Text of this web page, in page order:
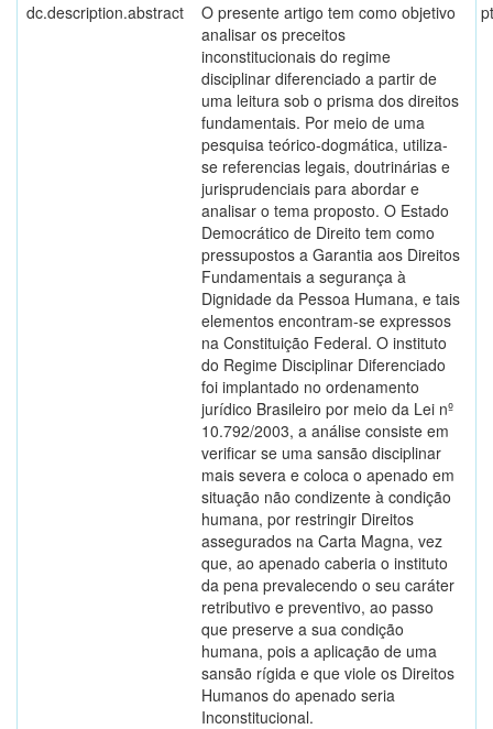
dc.description.abstract
O presente artigo tem como objetivo
analisar os preceitos
inconstitucionais do regime
disciplinar diferenciado a partir de
uma leitura sob o prisma dos direitos
fundamentais. Por meio de uma
pesquisa teórico-dogmática, utiliza-
se referencias legais, doutrinárias e
jurisprudenciais para abordar e
analisar o tema proposto. O Estado
Democrático de Direito tem como
pressupostos a Garantia aos Direitos
Fundamentais a segurança à
Dignidade da Pessoa Humana, e tais
elementos encontram-se expressos
na Constituição Federal. O instituto
do Regime Disciplinar Diferenciado
foi implantado no ordenamento
jurídico Brasileiro por meio da Lei nº
10.792/2003, a análise consiste em
verificar se uma sansão disciplinar
mais severa e coloca o apenado em
situação não condizente à condição
humana, por restringir Direitos
assegurados na Carta Magna, vez
que, ao apenado caberia o instituto
da pena prevalecendo o seu caráter
retributivo e preventivo, ao passo
que preserve a sua condição
humana, pois a aplicação de uma
sansão rígida e que viole os Direitos
Humanos do apenado seria
Inconstitucional.